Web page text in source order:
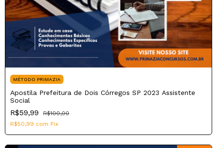
MÉTODO PRIMAZIA
Apostila Prefeitura de Dois Córregos SP 2023 Assistente
Social
R$59,99
R$100,00
R$50,99 com Pix